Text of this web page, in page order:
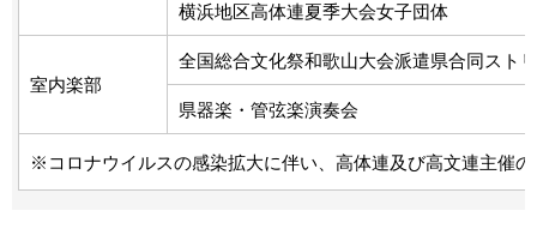
横浜地区高体連夏季大会女子団体
室内楽部
全国総合文化祭和歌山大会派遣県合同スト
県器楽・管弦楽演奏会
※コロナウイルスの感染拡大に伴い、高体連及び高文連主催